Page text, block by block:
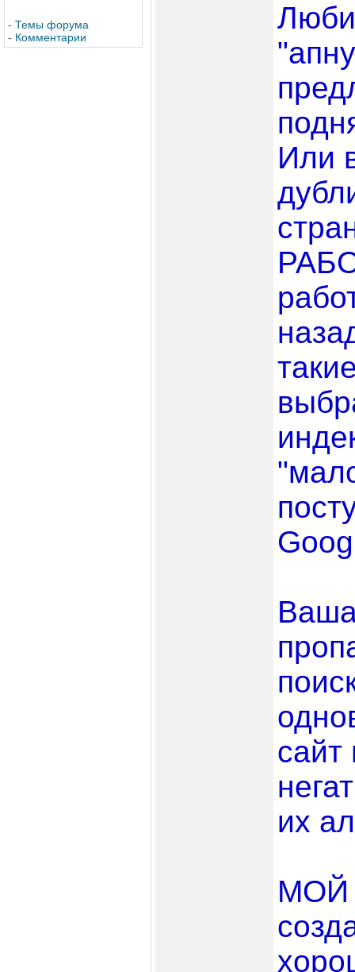
- Темы форума
- Комментарии
Или
сайт
их
МОЙ